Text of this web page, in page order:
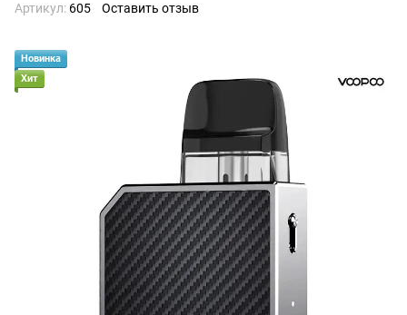
Артикул: 605 Оставить отзыв
Новинка
Хит